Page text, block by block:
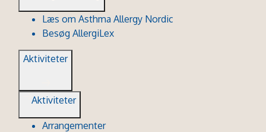
Læs om Asthma Allergy Nordic
Besøg AllergiLex
Aktiviteter
Aktiviteter
Arrangementer